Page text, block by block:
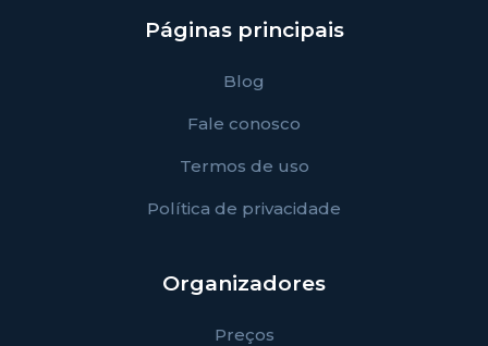
Páginas principais
Blog
Fale conosco
Termos de uso
Política de privacidade
Organizadores
Preços